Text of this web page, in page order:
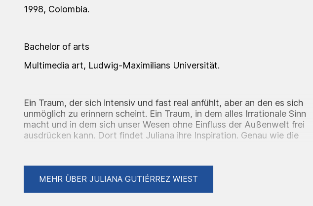
1998, Colombia.
Bachelor of arts
Multimedia art, Ludwig-Maximilians Universität.
Ein Traum, der sich intensiv und fast real anfühlt, aber an den es sich
unmöglich zu erinnern scheint. Ein Traum, in dem alles Irrationale Sinn
macht und in dem sich unser Wesen ohne Einfluss der Außenwelt frei
ausdrücken kann. Dort findet Juliana ihre Inspiration. Genau wie die
kombiniert abstrakte Elemente , die die verschwommenen Erinnerungen
an ihre kolumbianische Heimat verkörpern, mit präzise gemalten
MEHR ÜBER JULIANA GUTIÉRREZ WIEST